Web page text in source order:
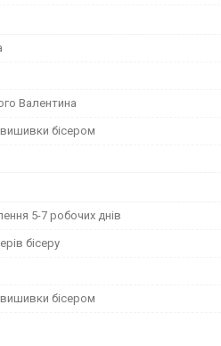
Валентина
бісером
5-7 робочих днів
бісеру
бісером